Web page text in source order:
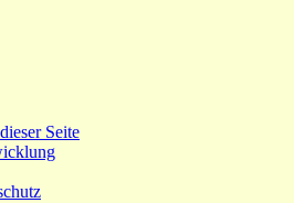
Seite